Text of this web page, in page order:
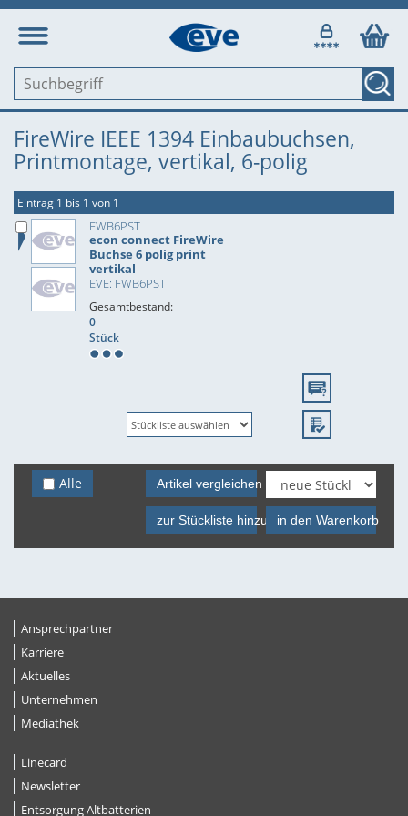
FireWire IEEE 1394 Einbaubuchsen,
Printmontage, vertikal, 6-polig
Eintrag 1 bis 1 von 1
FWB6PST
econ connect FireWire
Buchse 6 polig print
vertikal
EVE: FWB6PST
Gesamtbestand:
0
Stück
Alle Artikel vergleichen
zur Stückliste hinzufügenin den Warenkorb
Ansprechpartner
Karriere
Aktuelles
Unternehmen
Mediathek
Linecard
Newsletter
Entsorgung Altbatterien